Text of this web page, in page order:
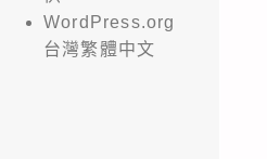
WordPress.org
台灣繁體中文